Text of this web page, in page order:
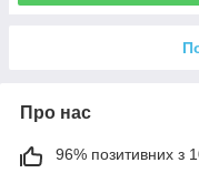
Про нас
96% позитивних з